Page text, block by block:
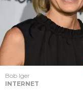
Bob Iger
INTERNET